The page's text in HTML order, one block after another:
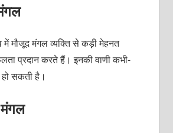
मौजूद मंगल व्यक्ति से कड़ी मेहनत
प्रदान करते हैं। इनकी वाणी कभी-
सकती है।